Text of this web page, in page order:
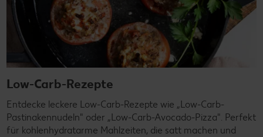
Low-Carb-Rezepte
Entdecke leckere Low-Carb-Rezepte wie „Low-Carb-
Pastinakennudeln" oder „Low-Carb-Avocado-Pizza". Perfekt
für kohlenhydratarme Mahlzeiten, die satt machen und